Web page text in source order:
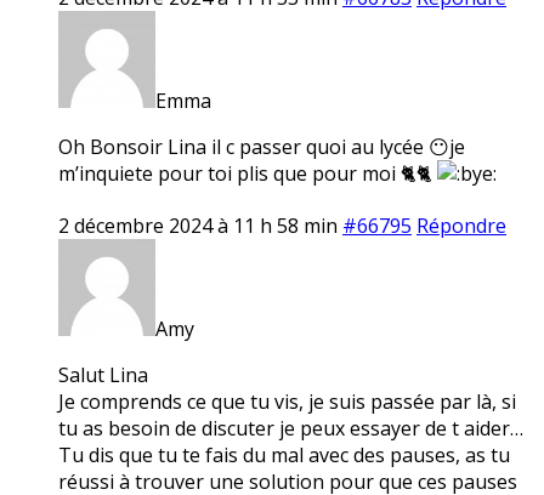
Emma
Oh Bonsoir Lina il c passer quoi au lycée 😶je
m’inquiete pour toi plis que pour moi 🐈🐈
2 décembre 2024 à 11 h 58 min #66795 Répondre
Amy
Salut Lina
Je comprends ce que tu vis, je suis passée par là, si
tu as besoin de discuter je peux essayer de t aider…
Tu dis que tu te fais du mal avec des pauses, as tu
réussi à trouver une solution pour que ces pauses